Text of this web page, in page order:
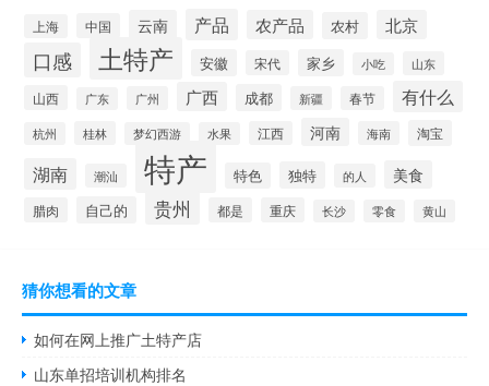
上海 中国 云南 产品 农产品 农村 北京
口感 土特产 安徽 宋代 家乡 小吃 山东
山西 广东 广州 广西 成都 新疆 春节 有什么
杭州 桂林 梦幻西游 水果 江西 河南 海南 淘宝
湖南 潮汕 特产 特色 独特 的人 美食
腊肉 自己的 贵州 都是 重庆 长沙 零食 黄山
猜你想看的文章
如何在网上推广土特产店
山东单招培训机构排名